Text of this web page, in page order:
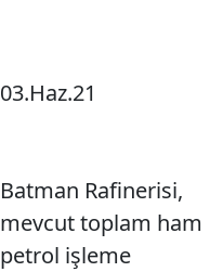
03.Haz.21
Batman Rafinerisi,
mevcut toplam ham
petrol işleme